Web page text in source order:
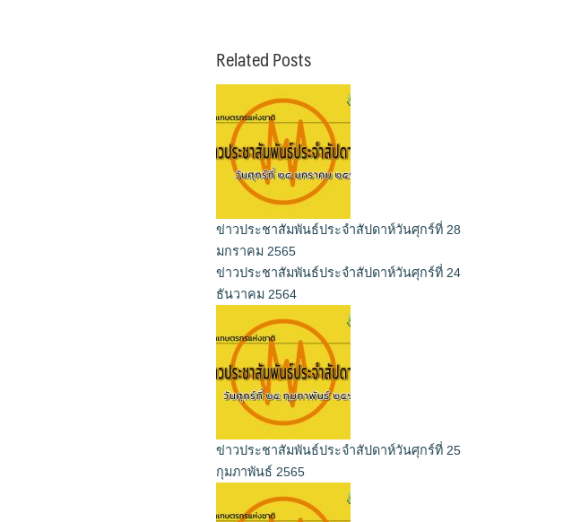
Related Posts
ข่าวประชาสัมพันธ์ประจำสัปดาห์วันศุกร์ที่ 28
มกราคม 2565
ข่าวประชาสัมพันธ์ประจำสัปดาห์วันศุกร์ที่ 24
ธันวาคม 2564
ข่าวประชาสัมพันธ์ประจำสัปดาห์วันศุกร์ที่ 25
กุมภาพันธ์ 2565